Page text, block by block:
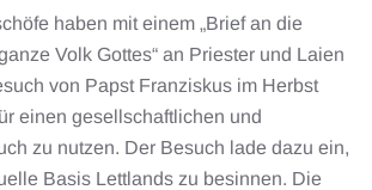
haben mit einem „Brief an die
Volk Gottes“ an Priester und Laien
von Papst Franziskus im Herbst
einen gesellschaftlichen und
zu nutzen. Der Besuch lade dazu ein,
Basis Lettlands zu besinnen. Die